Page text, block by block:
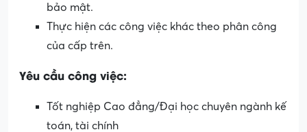
bảo mật.
Thực hiện các công việc khác theo phân công
của cấp trên.
Yêu cầu công việc:
Tốt nghiệp Cao đẳng/Đại học chuyên ngành kế
toán, tài chính